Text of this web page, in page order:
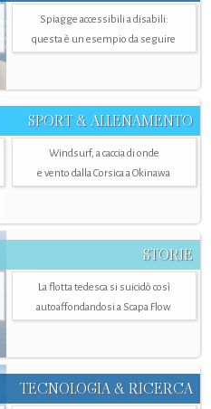
Spiagge accessibili a disabili:
questa è un esempio da seguire
SPORT & ALLENAMENTO
Windsurf, a caccia di onde
e vento dalla Corsica a Okinawa
STORIE
La flotta tedesca si suicidò così
autoaffondandosi a Scapa Flow
TECNOLOGIA & RICERCA